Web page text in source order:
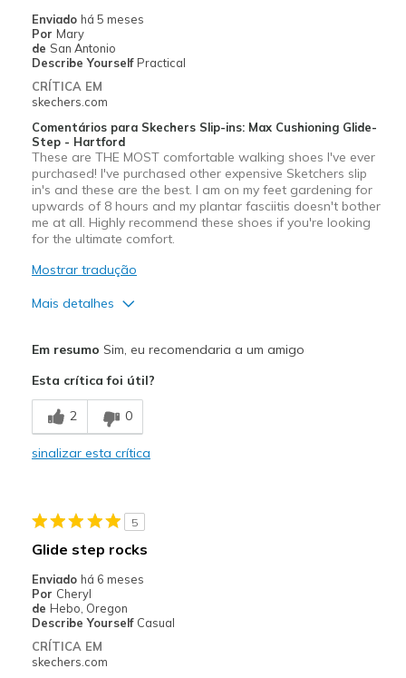
View On Shoes
Enviado há 5 meses
Por Mary
de San Antonio
Describe Yourself Practical
CRÍTICA EM
skechers.com
Comentários para Skechers Slip-ins: Max Cushioning Glide-
Step - Hartford
These are THE MOST comfortable walking shoes I've ever
purchased! I've purchased other expensive Sketchers slip
in's and these are the best. I am on my feet gardening for
upwards of 8 hours and my plantar fasciitis doesn't bother
me at all. Highly recommend these shoes if you're looking
for the ultimate comfort.
Mostrar tradução
Mais detalhes
Melhores utilizações
Casual Wear
View On Shoes
I'm Into Shoes
Em resumo Sim, eu recomendaria a um amigo
Esta crítica foi útil?
2 0
sinalizar esta crítica
5
Glide step rocks
Enviado há 6 meses
Por Cheryl
de Hebo, Oregon
Describe Yourself Casual
CRÍTICA EM
skechers.com